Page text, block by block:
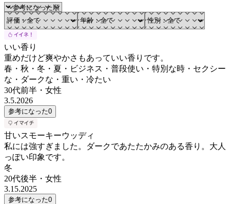
いい香り
重めだけど爽やかさもあっていい香りです。
春・秋・冬・夏・ビジネス・普段使い・特別な時・セクシー
な・ダークな・重い・冷たい
30代前半 ・ 女性
3.5.2026
参考になった0
甘いスモーキーウッディ
私には強すぎました。ダークであたたかみのある香り。大人
っぽい印象です。
冬
20代後半 ・ 女性
3.15.2025
参考になった0